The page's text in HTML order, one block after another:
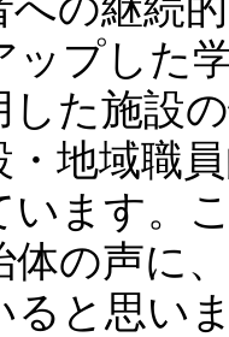
ップした
した施設
・地域職
います。
体の声に
ると思い